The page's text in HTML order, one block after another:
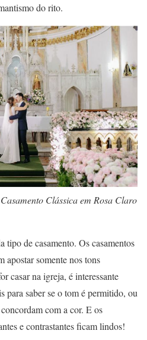
do rito.
Clássica em Rosa Claro
tipo de casamento. Os casamentos
apostar somente nos tons
casar na igreja, é interessante
para saber se o tom é permitido, ou
com a cor. E os
e contrastantes ficam lindos!